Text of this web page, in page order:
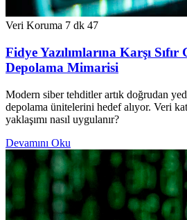
Veri Koruma 7 dk 47
Fidye Yazılımlarına Karşı
Depolama Mimarisi
Modern siber tehditler artık doğrudan
depolama ünitelerini hedef alıyor. Veri
yaklaşımı nasıl uygulanır?
Devamını Oku